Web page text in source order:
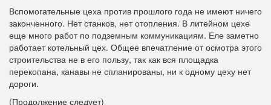
Вспомогательные цеха против прошлого года не имеют ничего
законченного. Нет станков, нет отопления. В литейном цехе
еще много работ по подземным коммуникациям. Еле заметно
работает котельный цех. Общее впечатление от осмотра этого
строительства не в его пользу, так как вся площадка
перекопана, канавы не спланированы, ни к одному цеху нет
дороги.
(Продолжение следует)